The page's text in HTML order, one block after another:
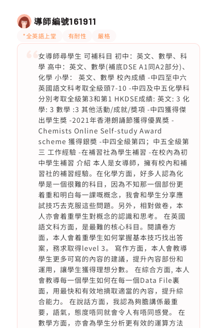
導師編號161911
*全英語上堂 有耐性 嚴格
女導師尋學生 可補科目 初中：英文、數學、科
學 高中：英文、數學(補底DSE A1同A2部分)、
化學 小學： 英文、數學 校內成績 -中四至中六
英國語文科考取全級頭7-10 -中四及中五化學科
分別考取全級第3和第1 HKDSE成績: 英文: 3 化
學: 3 數學 :3 其他活動/成就/獎項 -中四獲得傑
出學生獎 -2021年香港朗誦節獲得優異獎 -
Chemists Online Self-study Award
scheme 獲得銀奬 -中四全級第四；中五全級第
三 工作經驗 -在補習社為學生補習 -在校內為初
中學生補習 介紹 本人是女導師，擁有校內和補
習社的補習經驗。在化學方面，好多人認為化
學是一個很難的科目，因為不知那一個部份更
着重和明白每一課嘅概念，我會和學生分享應
試技巧去克服這些問題。另外，相對做卷，本
人亦會着重學生對概念的認識和思考。 在英國
語文科方面，是最難的核心科目。閱讀卷方
面，本人會着重學生如何掌握基本技巧找出答
案，務求取得level 3。 寫作方面，本人會教導
學生更多可寫的內容的建議，提升內容部份和
運用，讓學生獲得理想分數。 在綜合方面, 本人
會教導每一個學生如何在每一個Data File裏
面，用最快和有效地摘取適當的內容，提升綜
合能力。 在說話方面，我認為夠膽講係最重
要，語氣，態度唔同就會令人有唔同感覺。 在
數學方面，亦會為學生分析更有效的運算方法